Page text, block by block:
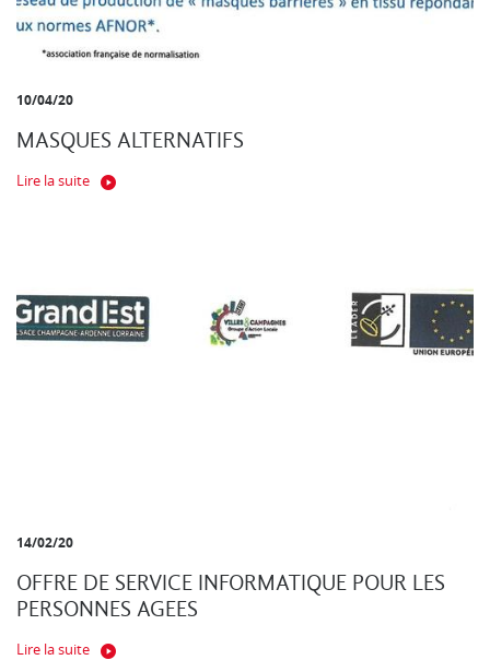
10/04/20
MASQUES ALTERNATIFS
Lire la suite
14/02/20
OFFRE DE SERVICE INFORMATIQUE POUR LES
PERSONNES AGEES
Lire la suite